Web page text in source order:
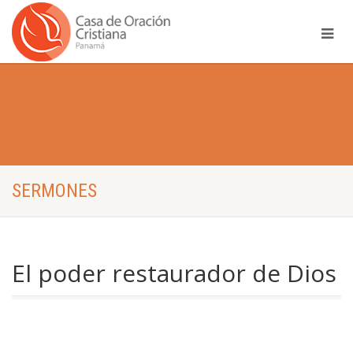
SERMONES
El poder restaurador de Dios